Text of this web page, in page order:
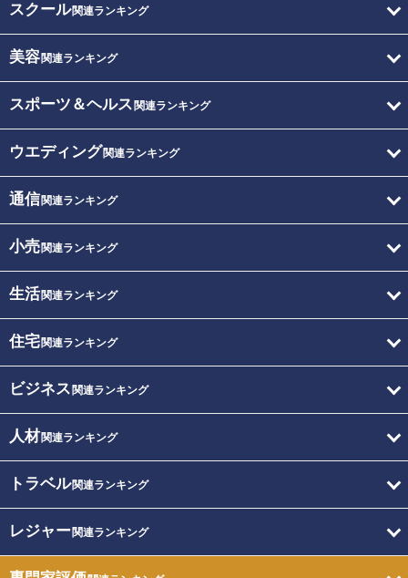
スクール関連ランキング
美容関連ランキング
スポーツ＆ヘルス 関連ランキング
ウエディング関連ランキング
通信関連ランキング
小売関連ランキング
生活関連ランキング
住宅関連ランキング
ビジネス 関連ランキング
人材関連ランキング
トラベル関連ランキング
レジャー関連ランキング